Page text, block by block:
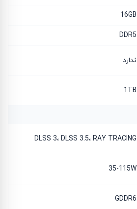
16GB
DDR5
ندارد
1TB
DLSS 3، DLSS 3.5، RAY TRACING
35-115W
GDDR6